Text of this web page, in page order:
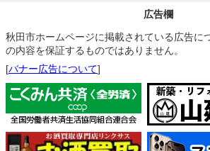
広告欄
秋田市ホームページに掲載されている広告に
の内容を保証するものではありません。
[バナー広告について]